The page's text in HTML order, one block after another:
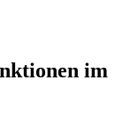
im